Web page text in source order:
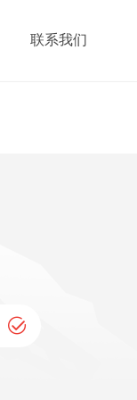
联系我们